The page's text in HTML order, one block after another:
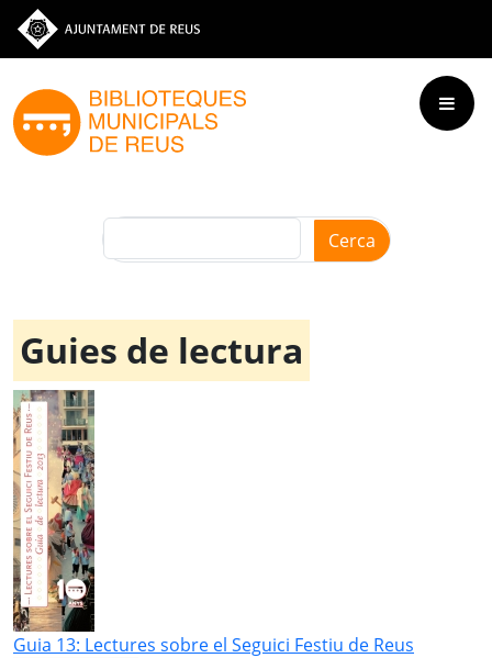
Vés al contingut
Ves a la web de l'Ajuntament de Reus
Guies de lectura
Guia 13: Lectures sobre el Seguici Festiu de Reus